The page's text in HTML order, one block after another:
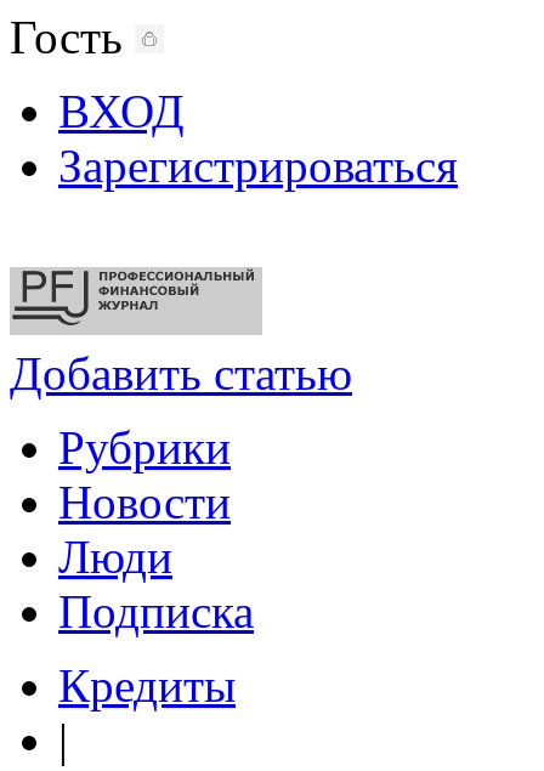
Гость
ВХОД
Зарегистрироваться
Добавить статью
Рубрики
Новости
Люди
Подписка
Кредиты
|